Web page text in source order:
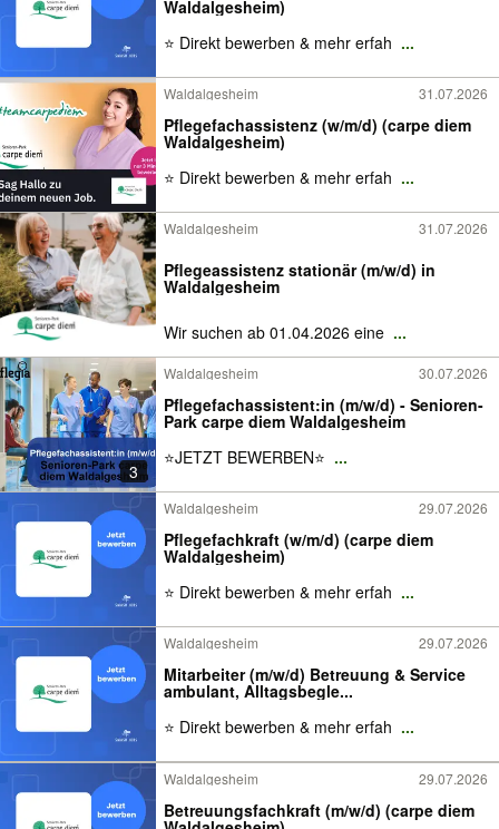
Waldalgesheim)
⭐ Direkt bewerben & mehr erfah ...
Waldalgesheim 31.07.2026
Pflegefachassistenz (w/m/d) (carpe diem
Waldalgesheim)
⭐ Direkt bewerben & mehr erfah ...
Waldalgesheim 31.07.2026
Pflegeassistenz stationär (m/w/d) in
Waldalgesheim
Wir suchen ab 01.04.2026 eine ...
3
Waldalgesheim 30.07.2026
Pflegefachassistent:in (m/w/d) - Senioren-
Park carpe diem Waldalgesheim
⭐️JETZT BEWERBEN⭐️ ...
Waldalgesheim 29.07.2026
Pflegefachkraft (w/m/d) (carpe diem
Waldalgesheim)
⭐ Direkt bewerben & mehr erfah ...
Waldalgesheim 29.07.2026
Mitarbeiter (m/w/d) Betreuung & Service
ambulant, Alltagsbegle...
⭐ Direkt bewerben & mehr erfah ...
Waldalgesheim 29.07.2026
Betreuungsfachkraft (m/w/d) (carpe diem